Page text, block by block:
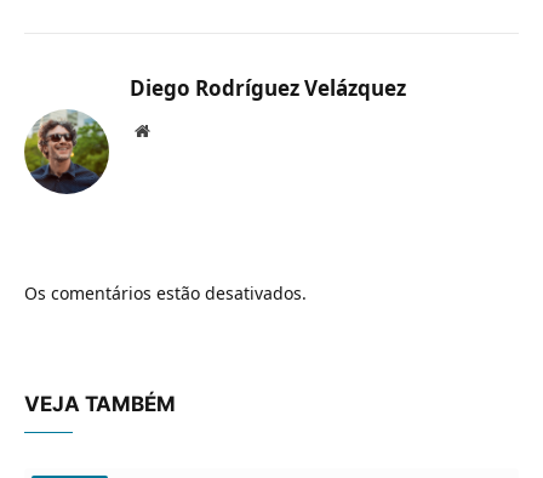
Diego Rodríguez Velázquez
Website
Os comentários estão desativados.
VEJA TAMBÉM